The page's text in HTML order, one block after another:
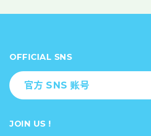
OFFICIAL SNS
官方 SNS 账号
JOIN US !